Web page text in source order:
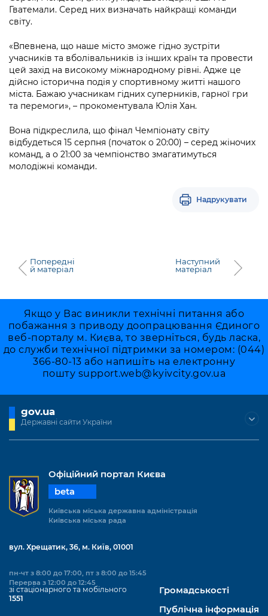
Підприємства, установи, організації
Kyiv International Relations
Річні звіти
Гендерна політика
Безбар'єрність
Київська міська військова адміністрація
Портал Захисників та Захисниць
Безбар'єрність
Портал послуг
Міський застосунок Київ Цифровий
Уряд» – місцевий рівень»
Про відкриті дані
Публічні дашборди
Гватемали. Серед них визначать найкращі команди
світу.
«Впевнена, що наше місто зможе гідно зустріти
учасників та вболівальників із інших країн та провести
цей захід на високому міжнародному рівні. Адже це
дійсно історична подія у спортивному житті нашого
міста. Бажаю учасникам гідних суперників, гарної гри
та перемоги», – прокоментувала Юлія Хан.
Вона підкреслила, що фінал Чемпіонату світу
відбудеться 15 серпня (початок о 20:00) – серед жіночих
команд, а о 21:00 за чемпіонство змагатимуться
молодіжні команди.
Надрукувати
Попередні
й матеріал
Наступний
матеріал
Якщо у Вас виникли технічні питання або
побажання з приводу доопрацювання Єдиного
веб-порталу м. Києва, то зверніться, будь ласка,
до служби технічної підтримки за номером: (044)
366-80-13 або напишіть на електронну
пошту support.web@kyivcity.gov.ua
gov.ua
Державні сайти України
Офіційний портал Києва
beta
Київська міська державна адміністрація
Київська міська рада
вул. Хрещатик, 36, м. Київ, 01001
пн-чт з 8:00 до 17:00, пт з 8:00 до 15:45
Перерва з 12:00 до 12:45
зі стаціонарного та мобільного
1551
Громадськості
Публічна інформація